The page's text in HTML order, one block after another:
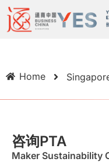
Home
咨询PTA
Maker Sustainability